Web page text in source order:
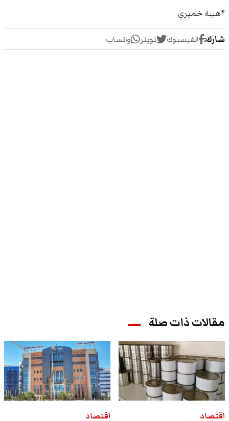
*هيبة خميري
شارك: الفيسبوك تويتر واتساب
مقالات ذات صلة
اقتصاد اقتصاد